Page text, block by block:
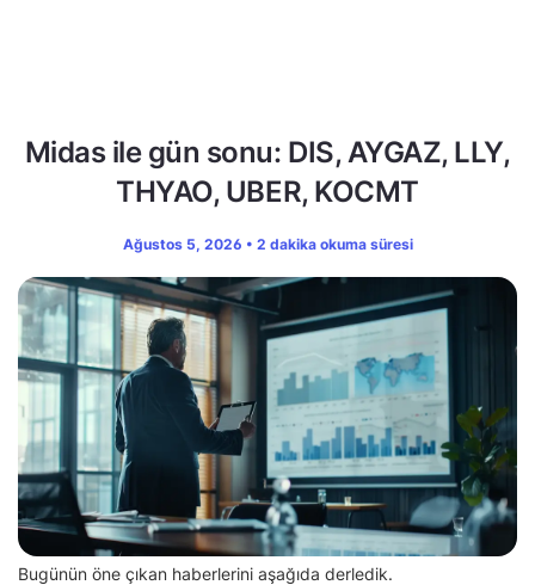
Midas ile gün sonu: DIS, AYGAZ, LLY,
THYAO, UBER, KOCMT
Ağustos 5, 2026 • 2 dakika okuma süresi
Bugünün öne çıkan haberlerini aşağıda derledik.